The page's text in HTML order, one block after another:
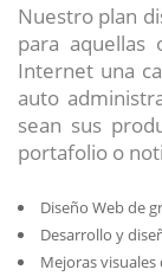
Nuestro plan
para aquellas
Internet una
auto
sean sus
portafolio o
Diseño Web de
Desarrollo y
Mejoras